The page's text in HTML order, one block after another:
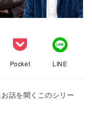
Pocket LINE
話を聞くこのシリー